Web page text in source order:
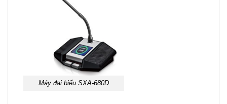
Máy đại biểu SXA-680D